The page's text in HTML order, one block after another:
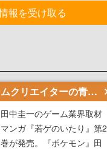
報を受け取る
若ゲのいたり〜ゲームクリエイターの青春〜
田中圭一のゲーム業界取材
マンガ『若ゲのいたり』第2
巻が発売。『ポケモン』田